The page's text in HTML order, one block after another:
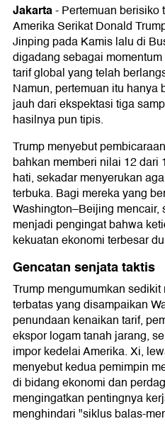
Jakarta-Pertemuan berisiko
Amerika Serikat Donald
Jinping pada Kamis lalu di
digadang sebagai
tarif global yang telah
Namun, pertemuan itu hanya
jauh dari ekspektasi tiga
hasilnya pun tipis.
Trump menyebut
bahkan memberi nilai 12
hati, sekadar menyerukan
terbuka. Bagi mereka yang
Washington–Beijing mencair,
menjadi pengingat bahwa
kekuatan ekonomi terbesar
Gencatan senjata taktis
Trump mengumumkan
terbatas yang disampaikan
penundaan kenaikan tarif,
ekspor logam tanah jarang,
impor kedelai Amerika. Xi,
menyebut kedua pemimpin
di bidang ekonomi dan
mengingatkan pentingnya
menghindari "siklus balas-